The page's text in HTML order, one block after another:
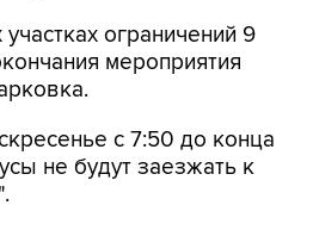
ограничений 9
мероприятия
с 7:50 до конца
не будут заезжать к